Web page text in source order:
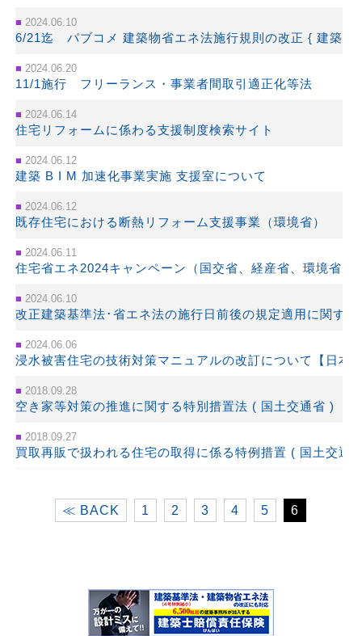
2024.06.10
6/21迄 パブコメ 建築物省エネ法施行規則の改正 { 建築士
2024.06.20
11/1施行 フリーランス・事業者間取引適正化等法
2024.06.14
住宅リフォームに係わる支援制度検索サイト
2024.06.12
建築 B I M 加速化事業実施 支援室について
2024.06.12
既存住宅における断熱リフォーム支援事業（環境省）
2024.06.11
住宅省エネ2024キャンペーン（国交省、経産省、環境省）
2024.06.10
改正建築基準法･省エネ法の施行日前後の規定適用に関す
2024.06.06
浸水被害住宅の技術対策マニュアルの改訂について【日本
2018.09.28
空き家等対策の推進に関する特別措置法 ( 国土交通省 )
2018.09.27
買取再販で扱われる住宅の取得に係る特例措置 ( 国土交通
≪ BACK 1 2 3 4 5 6